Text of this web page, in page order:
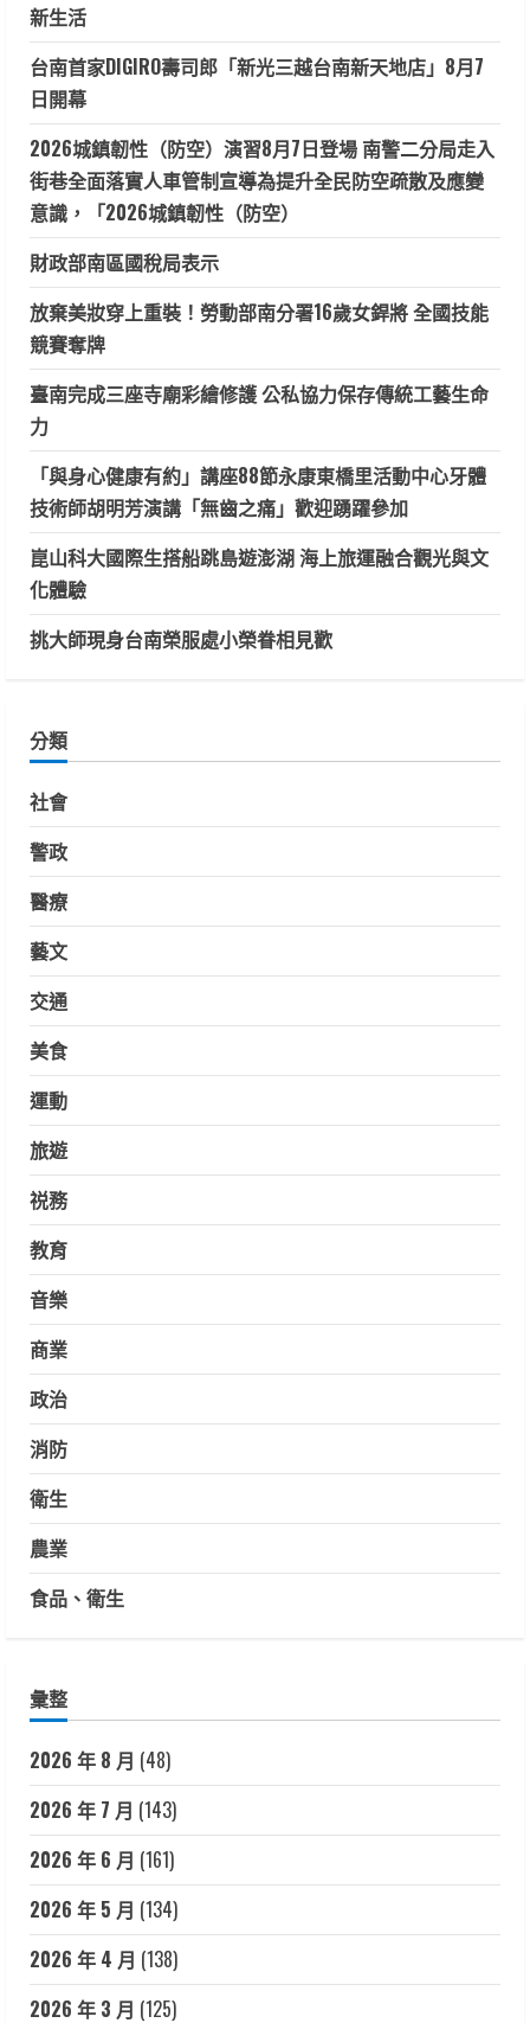
新生活
台南首家DIGIRO壽司郎「新光三越台南新天地店」8月7
日開幕
2026城鎮韌性（防空）演習8月7日登場 南警二分局走入
街巷全面落實人車管制宣導為提升全民防空疏散及應變
意識，「2026城鎮韌性（防空）
財政部南區國稅局表示
放棄美妝穿上重裝！勞動部南分署16歲女銲將 全國技能
競賽奪牌
臺南完成三座寺廟彩繪修護 公私協力保存傳統工藝生命
力
「與身心健康有約」講座88節永康東橋里活動中心牙體
技術師胡明芳演講「無齒之痛」歡迎踴躍參加
崑山科大國際生搭船跳島遊澎湖 海上旅運融合觀光與文
化體驗
挑大師現身台南榮服處小榮眷相見歡
分類
社會
警政
醫療
藝文
交通
美食
運動
旅遊
祱務
教育
音樂
商業
政治
消防
衛生
農業
食品、衛生
彙整
2026 年 8 月 (48)
2026 年 7 月 (143)
2026 年 6 月 (161)
2026 年 5 月 (134)
2026 年 4 月 (138)
2026 年 3 月 (125)